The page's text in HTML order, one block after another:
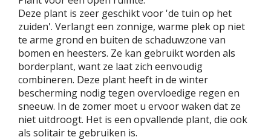
Deze plant is zeer geschikt voor 'de tuin op het
zuiden'. Verlangt een zonnige, warme plek op niet
te arme grond en buiten de schaduwzone van
bomen en heesters. Ze kan gebruikt worden als
borderplant, want ze laat zich eenvoudig
combineren. Deze plant heeft in de winter
bescherming nodig tegen overvloedige regen en
sneeuw. In de zomer moet u ervoor waken dat ze
niet uitdroogt. Het is een opvallende plant, die ook
als solitair te gebruiken is.